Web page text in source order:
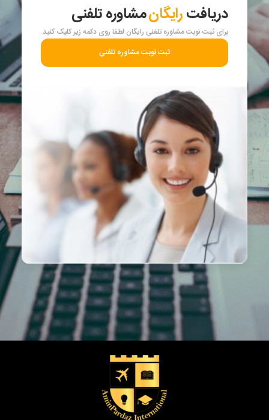
دریافترایگانمشاوره تلفنی
برای ثبت نوبت مشاوره تلفنی رایگان لطفا روی دکمه زیر کلیک کنید.
ثبت نوبت مشاوره تلفنی